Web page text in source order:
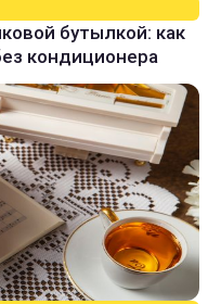
бутылкой: как
кондиционера